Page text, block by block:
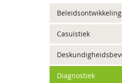
Beleidsontwikkeling
Casuïstiek
Diagnostiek